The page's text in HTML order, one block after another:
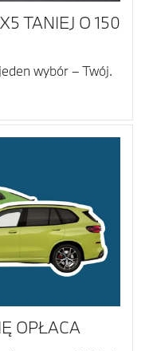
TANIEJ O 150
wybór – Twój.
OPŁACA